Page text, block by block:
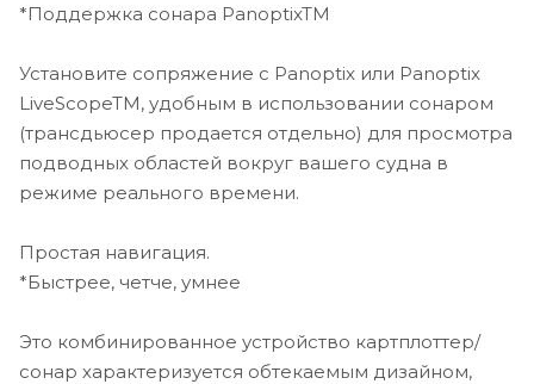
*Сети NMEA 2000® и NMEA 0183
Подключайтесь к совместимым автопилотам,
цифровым переключателям, метеорологическим
приемникам, аудиосистемам Fusion-LinkTM,
мультимедийному оборудованию, VHF-
радиостанциям, AIS и прочему оборудованию с
одного экрана.
*Приложение ActiveCaptain®
с бесплатным мобильным приложением «все-в-1» для
доступа к функции OneChartTM, интеллектуальным
*Поддержка сонара PanoptixTM
Установите сопряжение с Panoptix или Panoptix
LiveScopeTM, удобным в использовании сонаром
(трансдьюсер продается отдельно) для просмотра
подводных областей вокруг вашего судна в
режиме реального времени.
Простая навигация.
*Быстрее, четче, умнее
Это комбинированное устройство картплоттер/
сонар характеризуется обтекаемым дизайном,